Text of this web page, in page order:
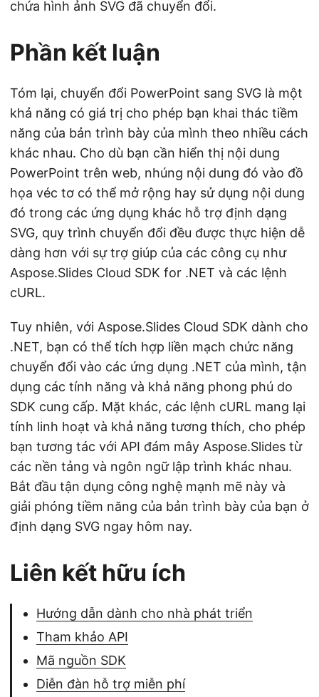
chứa hình ảnh SVG đã chuyển đổi.
Phần kết luận
Tóm lại, chuyển đổi PowerPoint sang SVG là một
khả năng có giá trị cho phép bạn khai thác tiềm
năng của bản trình bày của mình theo nhiều cách
khác nhau. Cho dù bạn cần hiển thị nội dung
PowerPoint trên web, nhúng nội dung đó vào đồ
họa véc tơ có thể mở rộng hay sử dụng nội dung
đó trong các ứng dụng khác hỗ trợ định dạng
SVG, quy trình chuyển đổi đều được thực hiện dễ
dàng hơn với sự trợ giúp của các công cụ như
Aspose.Slides Cloud SDK for .NET và các lệnh
cURL.
Tuy nhiên, với Aspose.Slides Cloud SDK dành cho
.NET, bạn có thể tích hợp liền mạch chức năng
chuyển đổi vào các ứng dụng .NET của mình, tận
dụng các tính năng và khả năng phong phú do
SDK cung cấp. Mặt khác, các lệnh cURL mang lại
tính linh hoạt và khả năng tương thích, cho phép
bạn tương tác với API đám mây Aspose.Slides từ
các nền tảng và ngôn ngữ lập trình khác nhau.
Bắt đầu tận dụng công nghệ mạnh mẽ này và
giải phóng tiềm năng của bản trình bày của bạn ở
định dạng SVG ngay hôm nay.
Liên kết hữu ích
Hướng dẫn dành cho nhà phát triển
Tham khảo API
Mã nguồn SDK
Diễn đàn hỗ trợ miễn phí